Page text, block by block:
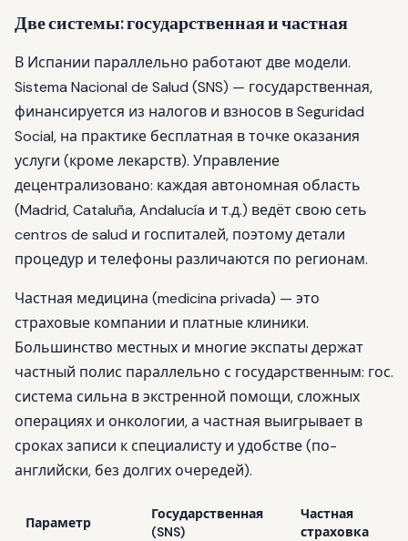
Две системы: государственная и частная
В Испании параллельно работают две модели.
Sistema Nacional de Salud (SNS) — государственная,
финансируется из налогов и взносов в Seguridad
Social, на практике бесплатная в точке оказания
услуги (кроме лекарств). Управление
децентрализовано: каждая автономная область
(Madrid, Cataluña, Andalucía и т.д.) ведёт свою сеть
centros de salud и госпиталей, поэтому детали
процедур и телефоны различаются по регионам.
Частная медицина (medicina privada) — это
страховые компании и платные клиники.
Большинство местных и многие экспаты держат
частный полис параллельно с государственным: гос.
система сильна в экстренной помощи, сложных
операциях и онкологии, а частная выигрывает в
сроках записи к специалисту и удобстве (по-
английски, без долгих очередей).
Параметр
Государственная
(SNS)
Частная
страховка